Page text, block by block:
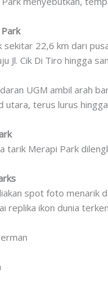
sekitar 22,6 km dari
Jl. Cik Di Tiro hingga
UGM ambil arah
terus lurus hingga
tarik Merapi Park
spot foto menarik
replika ikon dunia